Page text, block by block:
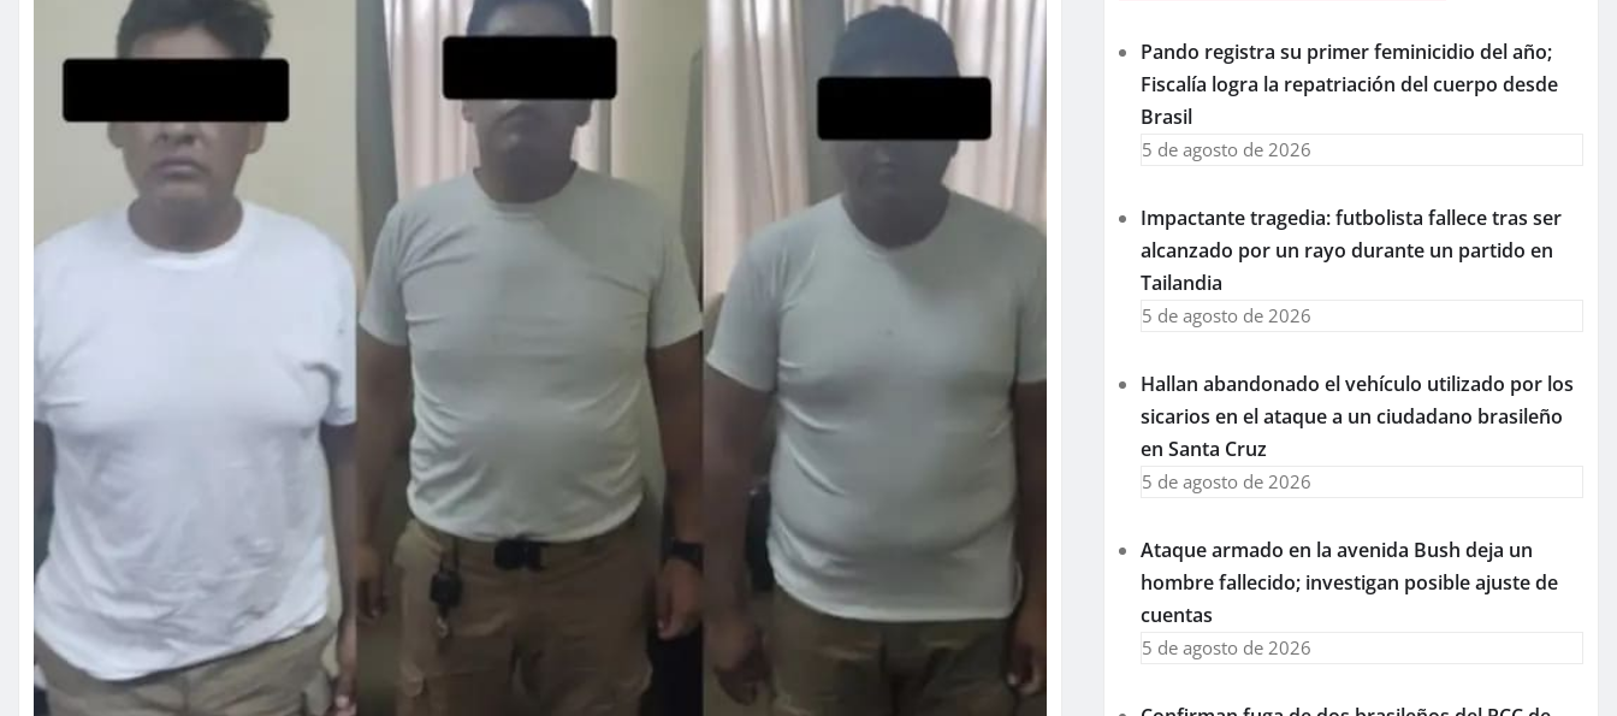
Pando registra su primer feminicidio del año;
Fiscalía logra la repatriación del cuerpo desde
Brasil
5 de agosto de 2026
Impactante tragedia: futbolista fallece tras ser
alcanzado por un rayo durante un partido en
Tailandia
5 de agosto de 2026
Hallan abandonado el vehículo utilizado por los
sicarios en el ataque a un ciudadano brasileño
en Santa Cruz
5 de agosto de 2026
Ataque armado en la avenida Bush deja un
hombre fallecido; investigan posible ajuste de
cuentas
5 de agosto de 2026